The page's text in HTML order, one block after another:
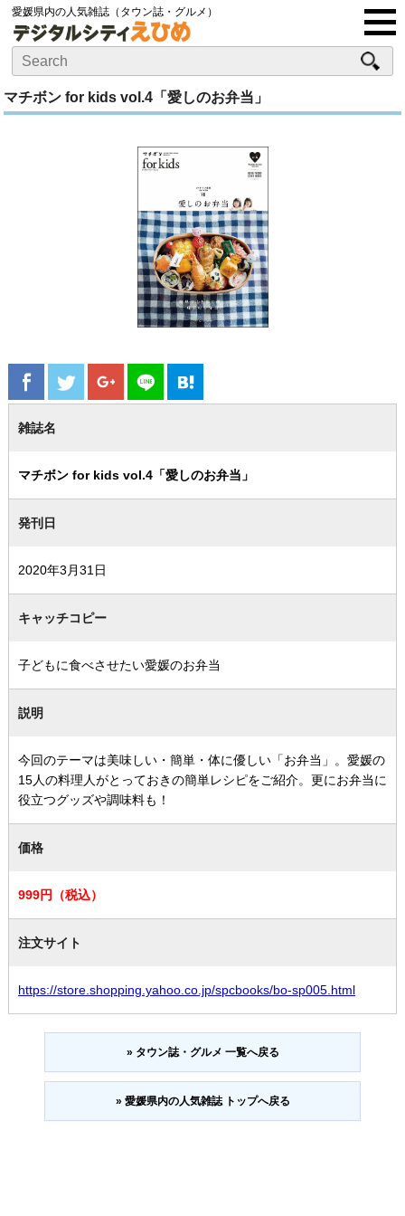
愛媛県内の人気雑誌（タウン誌・グルメ）
マチボン for kids vol.4「愛しのお弁当」
雑誌名
マチボン for kids vol.4「愛しのお弁当」
発刊日
2020年3月31日
キャッチコピー
子どもに食べさせたい愛媛のお弁当
説明
今回のテーマは美味しい・簡単・体に優しい「お弁当」。愛媛の
15人の料理人がとっておきの簡単レシピをご紹介。更にお弁当に
役立つグッズや調味料も！
価格
999円（税込）
注文サイト
https://store.shopping.yahoo.co.jp/spcbooks/bo-sp005.html
» タウン誌・グルメ 一覧へ戻る
» 愛媛県内の人気雑誌 トップへ戻る